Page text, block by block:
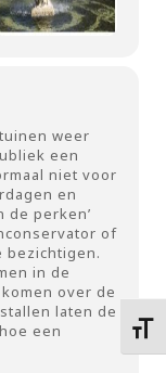
weer
een
niet voor
en
de perken’
of
bezichtigen.
in de
over de
laten de
een